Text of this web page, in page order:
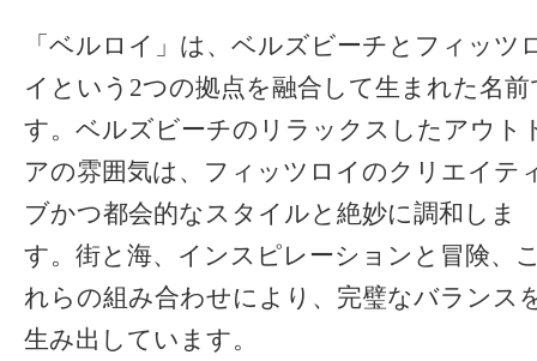
「ベルロイ」は、ベルズビーチとフィッツ
イという2つの拠点を融合して生まれた名前
す。ベルズビーチのリラックスしたアウト
アの雰囲気は、フィッツロイのクリエイテ
ブかつ都会的なスタイルと絶妙に調和しま
す。街と海、インスピレーションと冒険、
れらの組み合わせにより、完璧なバランス
生み出しています。